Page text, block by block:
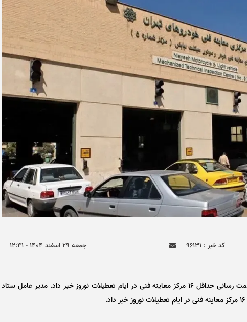
کد خبر : ۹۶۱۳۱ جمعه ۲۹ اسفند ۱۴۰۴ - ۱۲:۴۱
مدیر عامل ستاد معاینه فنی خودرو‌های تهران از خدمت رسانی حداقل ۱۶ مرکز معاینه فنی در ایام تعطیلات نوروز خبر داد. مدیر عامل ستاد